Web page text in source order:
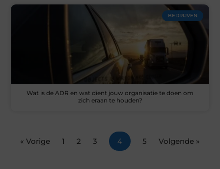
BEDRIJVEN
Wat is de ADR en wat dient jouw organisatie te doen om
zich eraan te houden?
« Vorige 1 2 3 4 5 Volgende »